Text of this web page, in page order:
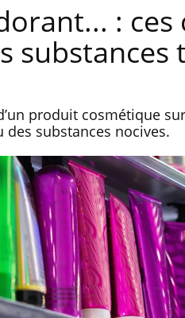
:
substances
produit cosmétique
substances nocives.
Grossesse et
que dit la science